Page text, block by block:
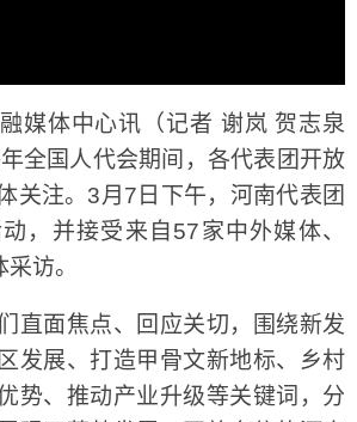
体中心讯（记者 谢岚 贺志泉
全国人代会期间，各代表团开放
关注。3月7日下午，河南代表团
，并接受来自57家中外媒体、
访。
面焦点、回应关切，围绕新发
发展、打造甲骨文新地标、乡村
势、推动产业升级等关键词，分